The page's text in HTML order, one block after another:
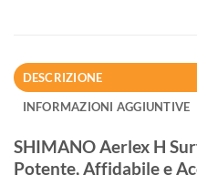
DESCRIZIONE
INFORMAZIONI AGGIUNTIVE
SHIMANO Aerlex H
Potente, Affidabile e